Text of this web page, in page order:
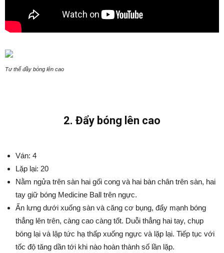
Tư thế đầy bóng lên cao
2. Đẩy bóng lên cao
Ván: 4
Lặp lại: 20
Nằm ngửa trên sàn hai gối cong và hai bàn chân trên sàn, hai
tay giữ bóng Medicine Ball trên ngực.
Ấn lưng dưới xuống sàn và căng cơ bụng, đẩy mạnh bóng
thẳng lên trên, càng cao càng tốt. Duỗi thẳng hai tay, chụp
bóng lại và lập tức hạ thấp xuống ngực và lặp lại. Tiếp tục với
tốc độ tăng dần tới khi nào hoàn thành số lần lặp.